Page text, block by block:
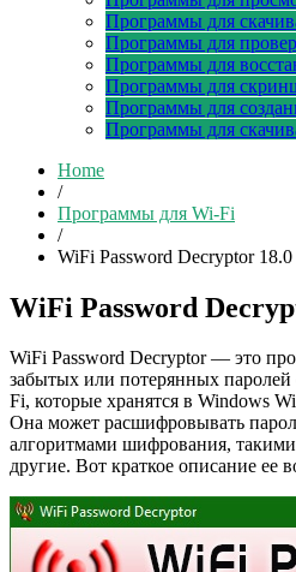
Программы для
Программы для
Программы для
Программы для
Программы для
Программы для
Home
/
Программы для Wi-Fi
/
WiFi Password Decryptor 18.0
WiFi Password
WiFi Password Decryptor — это
забытых или потерянных
Fi, которые хранятся в Windows
Она может расшифровывать
алгоритмами шифрования,
другие. Вот краткое описание ее